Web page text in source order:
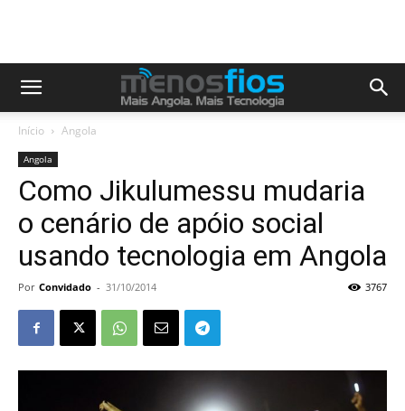
Início Angola
Angola
Como Jikulumessu mudaria
o cenário de apóio social
usando tecnologia em Angola
Por Convidado - 31/10/2014 3767